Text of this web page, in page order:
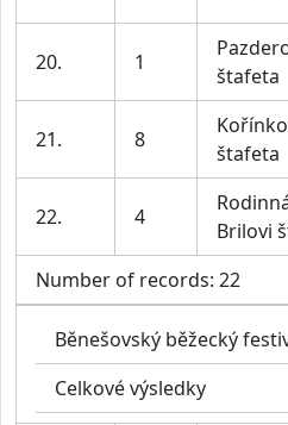
20. 1
štafeta
21. 8
štafeta
22. 4
Brilovi
Number of records: 22
Běnešovský běžecký
Celkové výsledky